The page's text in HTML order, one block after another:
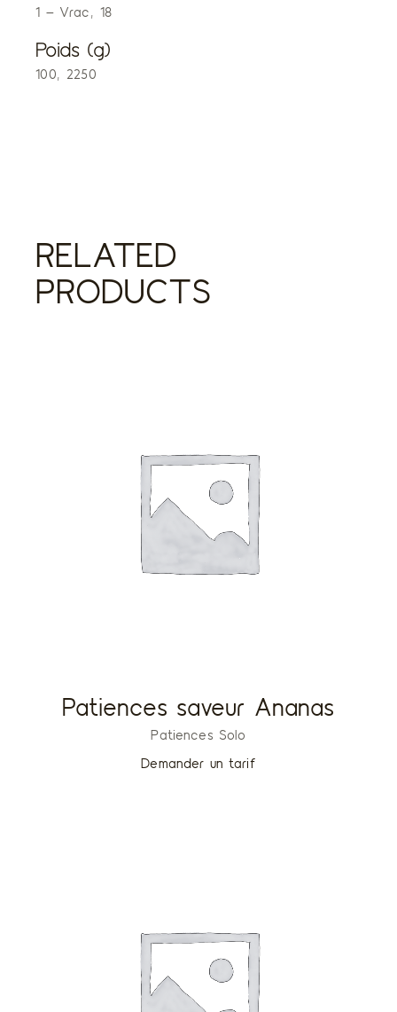
1 – Vrac, 18
Poids (g)
100, 2250
RELATED
PRODUCTS
Patiences saveur Ananas
Patiences Solo
Demander un tarif